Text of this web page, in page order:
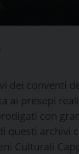
dei conventi
ai presepi
con
questi archivi
Culturali